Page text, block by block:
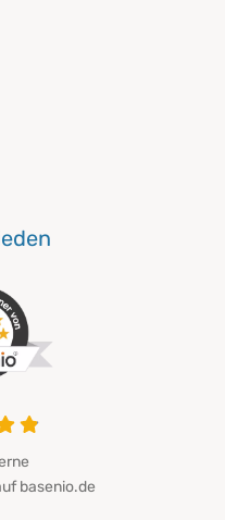
4.9 von 5
basenio.de